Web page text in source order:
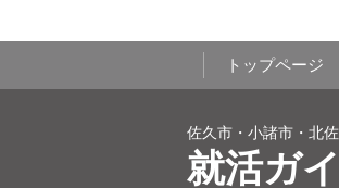
トップページ
佐久市・小諸市・北
就活ガ